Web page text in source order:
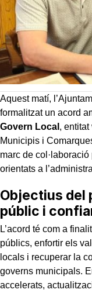
Aquest matí,
formalitzat un acord
Govern Local ,
Municipis i
marc de
orientats a
Objectius del
públic i
L’acord té com a
públics, enfortir els
locals i recuperar la
governs municipals.
accelerats,